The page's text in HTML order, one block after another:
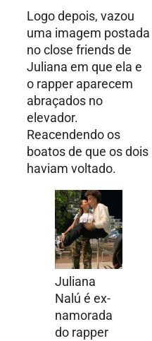
Logo depois, vazou
uma imagem postada
no close friends de
Juliana em que ela e
o rapper aparecem
abraçados no
elevador.
Reacendendo os
boatos de que os dois
haviam voltado.
Juliana
Nalú é ex-
namorada
do rapper